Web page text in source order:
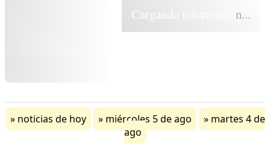
Cargando información...
noticias de hoy miércoles 5 de ago
martes 4 de
ago